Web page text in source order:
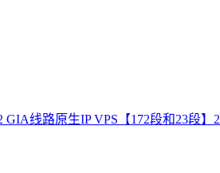
线路原生IP VPS【172段和23段】